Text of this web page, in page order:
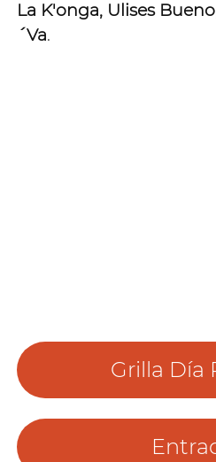
La K'onga, Ulises
´Va.
Grilla Día